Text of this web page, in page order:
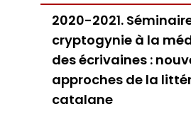
2020-2021.
cryptogynie à la
des écrivaines :
approches de la
catalane